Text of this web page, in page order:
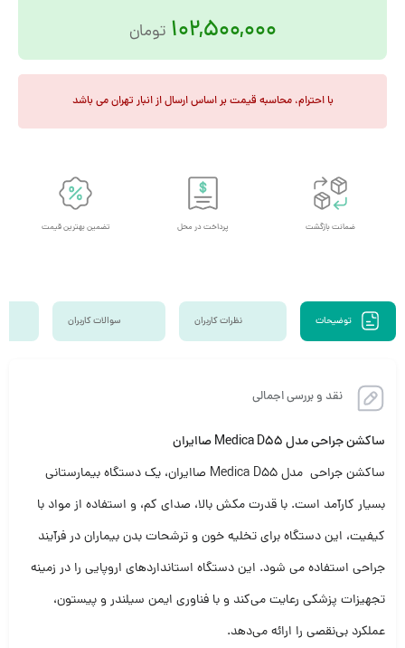
102,500,000 تومان
با احترام، محاسبه قیمت بر اساس ارسال از انبار تهران می باشد
ضمانت بازگشت پرداخت در محل تضمین بهترین قیمت
توضیحات نظرات کاربران سوالات کاربران
نقد و بررسی اجمالی
ساکشن جراحی مدل Medica D55 صاایران
ساکشن جراحی مدل Medica D55 صاایران، یک دستگاه بیمارستانی
بسیار کارآمد است. با قدرت مکش بالا، صدای کم، و استفاده از مواد با
کیفیت، این دستگاه برای تخلیه خون و ترشحات بدن بیماران در فرآیند
جراحی استفاده می شود. این دستگاه استانداردهای اروپایی را در زمینه
تجهیزات پزشکی رعایت می‌کند و با فناوری ایمن سیلندر و پیستون،
عملکرد بی‌نقصی را ارائه می‌دهد.